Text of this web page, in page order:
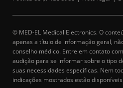
© MED-EL Medical Electronics. O
apenas a título de informação geral,
conselho médico. Entre em contato
audição para se informar sobre o tipo
suas necessidades específicas. Nem
indicações mostrados estão